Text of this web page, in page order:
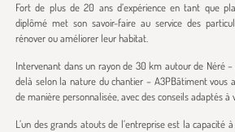
Fort de plus de 20 ans d’expérience en tant que
diplômé met son savoir-faire au service des
rénover ou améliorer leur habitat.
Intervenant dans un rayon de 30 km autour de Néré
delà selon la nature du chantier – A3PBâtiment vous
de manière personnalisée, avec des conseils adaptés à
L’un des grands atouts de l’entreprise est la capacité